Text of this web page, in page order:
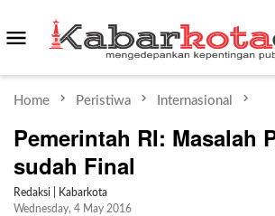
to
Mobile
Home Peristiwa Internasional
Pemerintah RI: Masalah
sudah Final
Redaksi | Kabarkota
Wednesday, 4 May 2016